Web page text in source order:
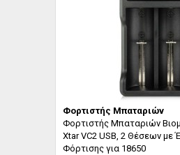
Φορτιστής Μπαταριών
Φορτιστής Μπαταριών
Xtar VC2 USB, 2 Θέσεων με
Φόρτισης για 18650